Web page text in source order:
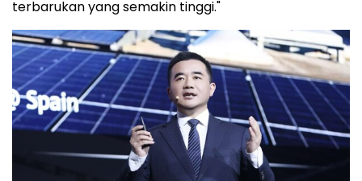
terbarukan yang semakin tinggi."